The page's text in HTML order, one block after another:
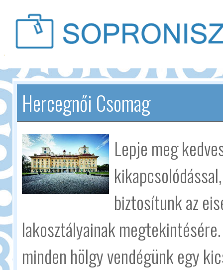
Hercegnői Csomag
Lepje meg
biztosítunk az
lakosztályainak
minden hölgy vendégünk egy